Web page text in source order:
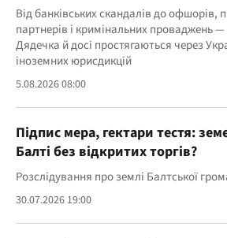
Від банківських скандалів до офшорів,
партнерів і кримінальних проваджень —
Дядечка й досі простягаються через
іноземних юрисдикцій
5.08.2026 08:00
Підпис мера, гектари тестя:
Балті без відкритих торгів?
Розслідування про землі Балтської
30.07.2026 19:00